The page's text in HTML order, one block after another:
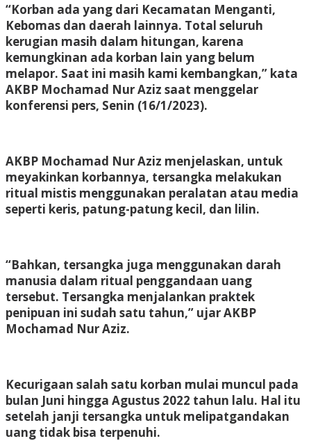
“Korban ada yang dari Kecamatan Menganti,
Kebomas dan daerah lainnya. Total seluruh
kerugian masih dalam hitungan, karena
kemungkinan ada korban lain yang belum
melapor. Saat ini masih kami kembangkan,” kata
AKBP Mochamad Nur Aziz saat menggelar
konferensi pers, Senin (16/1/2023).
AKBP Mochamad Nur Aziz menjelaskan, untuk
meyakinkan korbannya, tersangka melakukan
ritual mistis menggunakan peralatan atau media
seperti keris, patung-patung kecil, dan lilin.
“Bahkan, tersangka juga menggunakan darah
manusia dalam ritual penggandaan uang
tersebut. Tersangka menjalankan praktek
penipuan ini sudah satu tahun,” ujar AKBP
Mochamad Nur Aziz.
Kecurigaan salah satu korban mulai muncul pada
bulan Juni hingga Agustus 2022 tahun lalu. Hal itu
setelah janji tersangka untuk melipatgandakan
uang tidak bisa terpenuhi.